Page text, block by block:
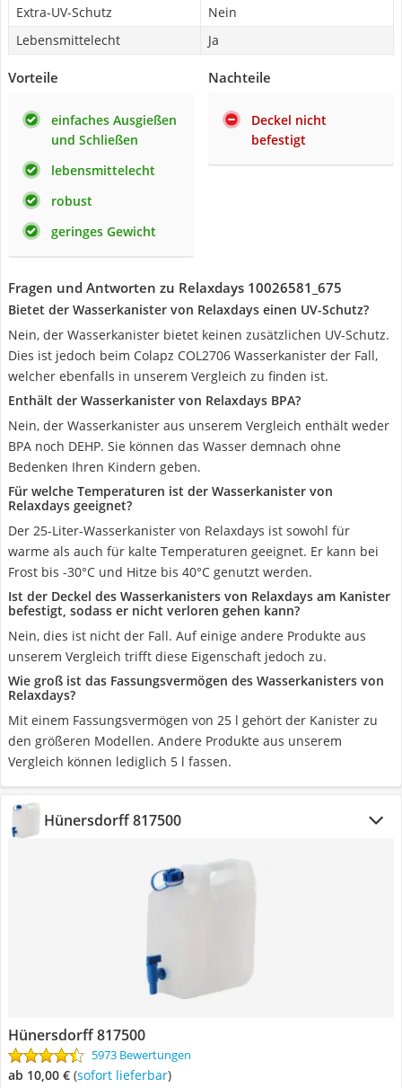
Extra-UV-Schutz
Nein
Lebensmittelecht
Ja
Vorteile
einfaches Ausgießen
und Schließen
lebensmittelecht
robust
geringes Gewicht
Nachteile
Deckel nicht
befestigt
Fragen und Antworten zu Relaxdays 10026581_675
Bietet der Wasserkanister von Relaxdays einen UV-Schutz?
Nein, der Wasserkanister bietet keinen zusätzlichen UV-Schutz.
Dies ist jedoch beim Colapz COL2706 Wasserkanister der Fall,
welcher ebenfalls in unserem Vergleich zu finden ist.
Enthält der Wasserkanister von Relaxdays BPA?
Nein, der Wasserkanister aus unserem Vergleich enthält weder
BPA noch DEHP. Sie können das Wasser demnach ohne
Bedenken Ihren Kindern geben.
Für welche Temperaturen ist der Wasserkanister von
Relaxdays geeignet?
Der 25-Liter-Wasserkanister von Relaxdays ist sowohl für
warme als auch für kalte Temperaturen geeignet. Er kann bei
Frost bis -30°C und Hitze bis 40°C genutzt werden.
Ist der Deckel des Wasserkanisters von Relaxdays am Kanister
befestigt, sodass er nicht verloren gehen kann?
Nein, dies ist nicht der Fall. Auf einige andere Produkte aus
unserem Vergleich trifft diese Eigenschaft jedoch zu.
Wie groß ist das Fassungsvermögen des Wasserkanisters von
Relaxdays?
Mit einem Fassungsvermögen von 25 l gehört der Kanister zu
den größeren Modellen. Andere Produkte aus unserem
Vergleich können lediglich 5 l fassen.
Hünersdorff 817500
Hünersdorff 817500
5973 Bewertungen
ab 10,00 € ( Sofort lieferbar)